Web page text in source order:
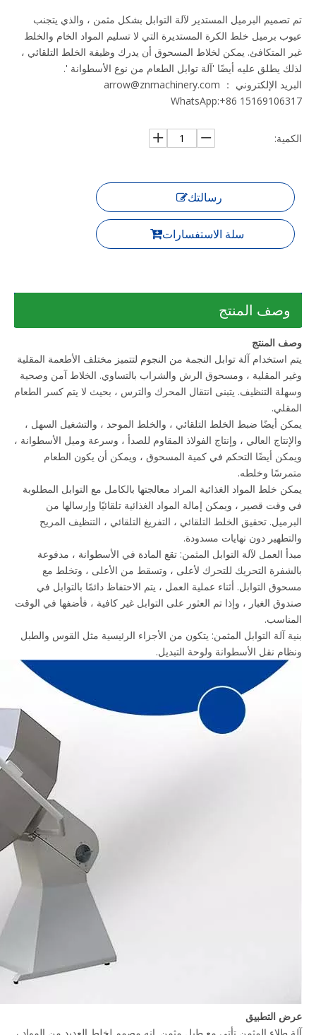
تم تصميم البرميل المستدير لآلة التوابل بشكل مثمن ، والذي يتجنب
عيوب برميل خلط الكرة المستديرة التي لا تسليم المواد الخام والخلط
غير المتكافئ. يمكن لخلاط المسحوق أن يدرك وظيفة الخلط التلقائي ،
لذلك يطلق عليه أيضًا 'آلة توابل الطعام من نوع الأسطوانة '.
البريد الإلكتروني ： arrow@znmachinery.com
WhatsApp:+86 15169106317
الكمية:
رسالتك
سلة الاستفسارات
وصف المنتج
وصف المنتج
يتم استخدام آلة توابل النجمة من النجوم لتتميز مختلف الأطعمة المقلية
وغير المقلية ، ومسحوق الرش والشراب بالتساوي. الخلاط آمن وصحية
وسهلة التنظيف. يتبنى انتقال المحرك والترس ، بحيث لا يتم كسر الطعام
المقلي.
يمكن أيضًا ضبط الخلط التلقائي ، والخلط الموحد ، والتشغيل السهل ،
والإنتاج العالي ، وإنتاج الفولاذ المقاوم للصدأ ، وسرعة وميل الأسطوانة ،
ويمكن أيضًا التحكم في كمية المسحوق ، ويمكن أن يكون الطعام
متمرسًا وخلطه.
يمكن خلط المواد الغذائية المراد معالجتها بالكامل مع التوابل المطلوبة
في وقت قصير ، ويمكن إمالة المواد الغذائية تلقائيًا وإرسالها من
البرميل. تحقيق الخلط التلقائي ، التفريغ التلقائي ، التنظيف المريح
والتطهير دون نهايات مسدودة.
مبدأ العمل لآلة التوابل المثمن: تقع المادة في الأسطوانة ، مدفوعة
بالشفرة التحريك للتحرك لأعلى ، وتسقط من الأعلى ، وتخلط مع
مسحوق التوابل. أثناء عملية العمل ، يتم الاحتفاظ دائمًا بالتوابل في
صندوق الغبار ، وإذا تم العثور على التوابل غير كافية ، فأضفها في الوقت
المناسب.
بنية آلة التوابل المثمن: يتكون من الأجزاء الرئيسية مثل القوس والطبل
ونظام نقل الأسطوانة ولوحة التبديل.
عرض التطبيق